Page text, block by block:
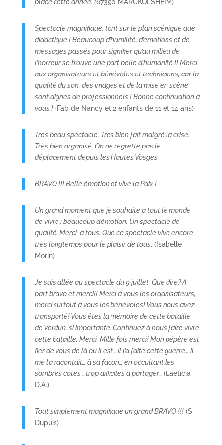
place cette année. (67390 MARCKOLSHEIM)
Spectacle magnifique, tant sur le plan scénique que
didactique ! Beaucoup d’humilité, d’émotions et de
messages passés pour signifier qu’au milieu de
l’horreur se trouve une part belle d’humanité !! Merci
aux organisateurs et bénévoles et techniciens, car la
qualité du son, des images et de la mise en scène
sont dignes de professionnels ! Bonne continuation à
vous !(Fab de Nancy et 2 enfants de 11 et 14 ans)
Très beau spectacle. Très bien fait malgré la crise.
Très bien organisé. On ne regrette pas le
déplacement depuis les Hautes Vosges.
BRAVO !!! Belle émotion et vive la Paix !
Un grand moment que je souhaite à tout le monde
de vivre : beaucoup d’émotion. Un spectacle de
qualité. Merci à tous. Que ce spectacle vive encore
très longtemps pour le plaisir de tous. (Isabelle
Morin)
Je suis allée au spectacle du 9 juillet. Que dire? A
part bravo et merci!! Merci à vous les organisateurs,
merci surtout à vous les bénévoles! Vous nous avez
transporté! Vous êtes la mémoire de cette bataille
de Verdun, si importante. Continuez à nous faire vivre
cette bataille. Merci. Mille fois merci! Mon pépère est
fier de vous de là ou il est… il l’a faite cette guerre… il
me l’a racontait… à sa façon… en occultant les
sombres côtés… trop difficiles à partager… (Laeticia
D.A.)
Tout simplement magnifique un grand BRAVO !!!(S
Dupuis)